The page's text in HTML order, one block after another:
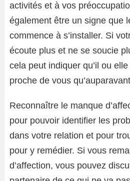
activités et à vos
également être un signe que
commence à s’installer. Si
écoute plus et ne se soucie
cela peut indiquer qu’il ou
proche de vous
Reconnaître le manque
pour pouvoir identifier les
dans votre relation et pour
pour y remédier. Si vous
d’affection, vous pouvez